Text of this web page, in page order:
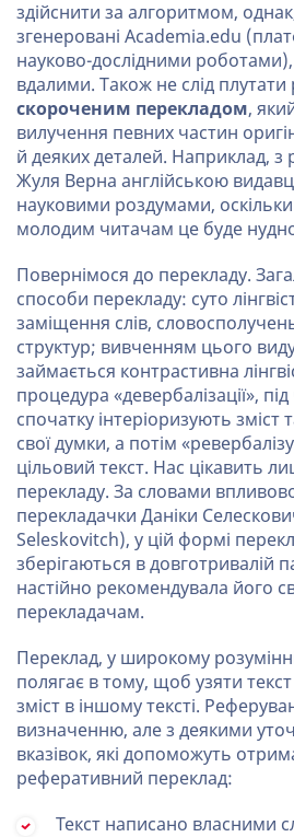
здійснити за алгоритмом,
згенеровані Academia.edu
науково-дослідними
вдалими. Також не слід плутати
скороченим перекладом,
вилучення певних частин
й деяких деталей. Наприклад, з
Жуля Верна англійською
науковими роздумами,
молодим читачам це буде
Повернімося до перекладу.
способи перекладу: суто
заміщення слів,
структур; вивченням цього
займається контрастивна
процедура «девербалізації»,
спочатку інтеріоризують зміст
свої думки, а потім
цільовий текст. Нас цікавить
перекладу. За словами
перекладачки Даніки
Seleskovitch), у цій формі
зберігаються в довготривалій
настійно рекомендувала його
перекладачам.
Переклад, у широкому
полягає в тому, щоб узяти текст
зміст в іншому тексті.
визначенню, але з деякими
вказівок, які допоможуть
реферативний переклад:
Текст написано власними